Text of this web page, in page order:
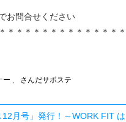
お問合せください
＊＊＊＊＊＊＊＊＊＊＊＊＊＊
ー 、 さんだサポステ
12月号」発行！～WORK FIT